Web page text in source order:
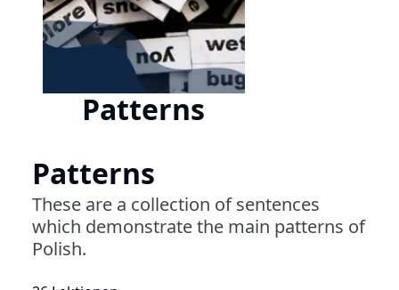
Patterns
Patterns
These are a collection of sentences
which demonstrate the main patterns of
Polish.